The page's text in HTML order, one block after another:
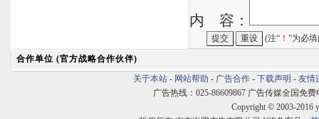
内 容：
(注“ ！ ”为必
合作单位 (官方战略合作伙伴)
关于本站 - 网站帮助 - 广告合作 - 下载声明 - 友情
广告热线：025-86609867 广告传媒全国免费
Copyright © 2003-2016